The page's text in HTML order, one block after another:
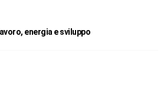
energia e sviluppo